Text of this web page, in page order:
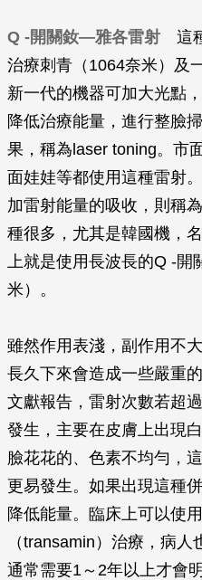
Q -開關釹—雅各雷射 這
治療刺青（1064奈米）及
新一代的機器可加大光點
降低治療能量，進行整臉
果，稱為laser toning。市
面娃娃等都使用這種雷射
加雷射能量的吸收，則稱
種很多，尤其是韓國機，
上就是使用長波長的Q -開
米）。
雖然作用表淺，副作用不
長久下來會造成一些嚴重
文獻報告，雷射次數若超
發生，主要在皮膚上出現
臉花花的、色素不均勻，
更易發生。如果出現這種
降低能量。臨床上可以使
（transamin）治療，病
通常需要1～2年以上才會